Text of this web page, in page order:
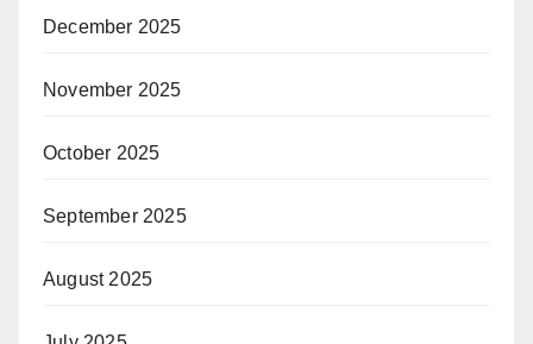
December 2025
November 2025
October 2025
September 2025
August 2025